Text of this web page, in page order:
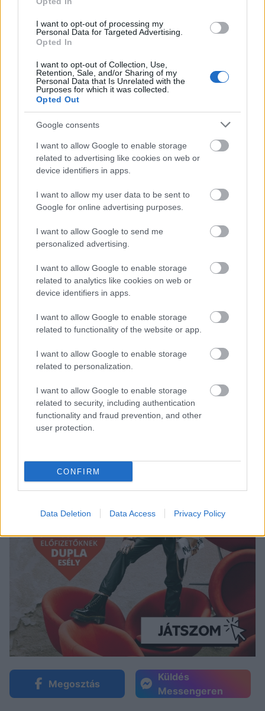
I want to opt-out of processing my
Personal Data for Targeted Advertising.
Opted In
I want to opt-out of Collection, Use,
Retention, Sale, and/or Sharing of my
Personal Data that Is Unrelated with the
Purposes for which it was collected.
Opted Out
Google consents
I want to allow Google to enable storage
related to advertising like cookies on web or
device identifiers in apps.
I want to allow my user data to be sent to
Google for online advertising purposes.
I want to allow Google to send me
personalized advertising.
I want to allow Google to enable storage
related to analytics like cookies on web or
device identifiers in apps.
I want to allow Google to enable storage
related to functionality of the website or app.
I want to allow Google to enable storage
related to personalization.
I want to allow Google to enable storage
related to security, including authentication
functionality and fraud prevention, and other
user protection.
CONFIRM
Data Deletion Data Access Privacy Policy
Elsöprő siker lett
Az ominózus táncot aWednesday
láthatjuk, amely a The Cramps 1981-es „Goo Goo
Muck” című dalára készült, és maga a színésznő
koreografálta. Miután a műsor a Netflix egyik
legnépszerűbb sorozatává vált, a táncjelenet
hatalmas szerepet játszott, hiszen Lady Gaga
"Bloody Mary” című dalát emelte égi magaslatokba -
nem csoda hát, hogy az SNL promó videójában is
erre a dalra lendült mozgásba végül a gyönyörű
színésznő.
Friss, ropogós sztárhíreink
a nagyvilágból:
Selena Gomez gyerekkori fotójával és
elgondolkodtató sorokkal üzent a világnak
és Harry herceget
Austin Butler egy pillanat alatt lett Oscar-jelölt A-
listás színész – de mit csinált korábban?
Megosztás
Küldés
Messengeren